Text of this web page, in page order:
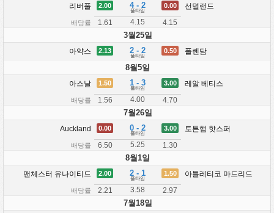
리버풀
배당률
2.00
1.61
4 - 2
풀타임
4.15
0.00
4.15
선덜랜드
3월25일
아약스 2.13 2 - 2
풀타임
0.50 폴렌담
8월5일
아스날
배당률
1.50
1.56
1 - 3
풀타임
4.00
3.00
4.70
레알 베티스
7월26일
Auckland
배당률
0.00
6.50
0 - 2
풀타임
5.25
3.00
1.30
토튼햄 핫스퍼
8월1일
맨체스터 유나이티드
배당률
2.00
2.21
2 - 1
풀타임
3.58
1.50
2.97
아틀레티코 마드리드
7월18일